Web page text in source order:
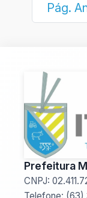
Pág.
Prefeitura
CNPJ:
Telefone: (63)